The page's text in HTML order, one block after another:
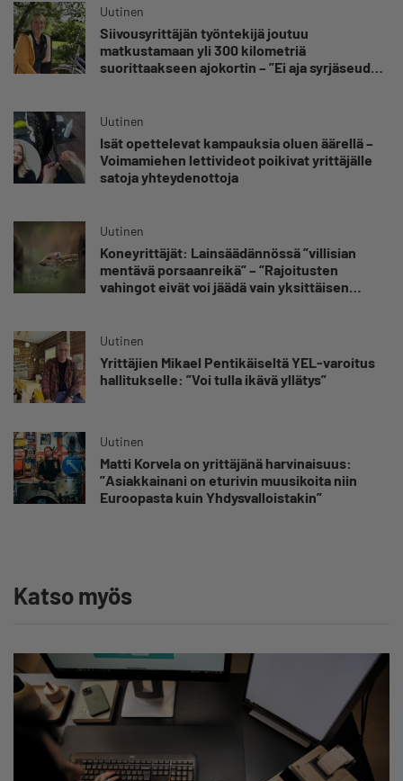
Uutinen
Siivousyrittäjän työntekijä joutuu
matkustamaan yli 300 kilometriä
suorittaakseen ajokortin – ”Ei aja syrjäseudun
Uutinen
Isät opettelevat kampauksia oluen äärellä –
Voimamiehen lettivideot poikivat yrittäjälle
satoja yhteydenottoja
Uutinen
Koneyrittäjät: Lainsäädännössä ”villisian
mentävä porsaanreikä” – ”Rajoitusten
vahingot eivät voi jäädä vain yksittäisen
Uutinen
Yrittäjien Mikael Pentikäiseltä YEL-varoitus
hallitukselle: ”Voi tulla ikävä yllätys”
Uutinen
Matti Korvela on yrittäjänä harvinaisuus:
”Asiakkainani on eturivin muusikoita niin
Euroopasta kuin Yhdysvalloistakin”
Katso myös